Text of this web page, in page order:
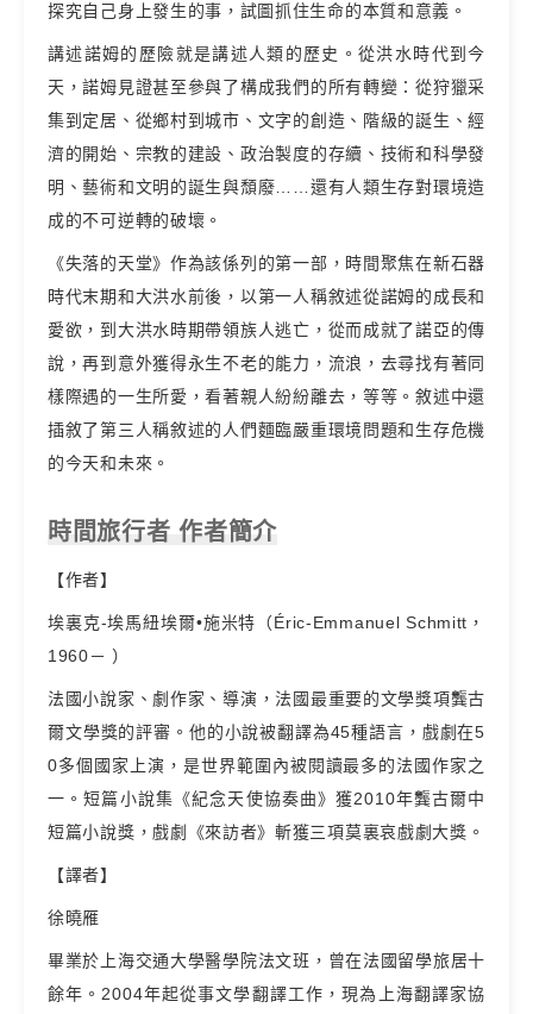
探究自己身上發生的事，試圖抓住生命的本質和意義。
講述諾姆的歷險就是講述人類的歷史。從洪水時代到今
天，諾姆見證甚至參與了構成我們的所有轉變：從狩獵采
集到定居、從鄉村到城市、文字的創造、階級的誕生、經
濟的開始、宗教的建設、政治製度的存續、技術和科學發
明、藝術和文明的誕生與頹廢……還有人類生存對環境造
成的不可逆轉的破壞。
《失落的天堂》作為該係列的第一部，時間聚焦在新石器
時代末期和大洪水前後，以第一人稱敘述從諾姆的成長和
愛欲，到大洪水時期帶領族人逃亡，從而成就了諾亞的傳
說，再到意外獲得永生不老的能力，流浪，去尋找有著同
樣際遇的一生所愛，看著親人紛紛離去，等等。敘述中還
插敘了第三人稱敘述的人們麵臨嚴重環境問題和生存危機
的今天和未來。
時間旅行者 作者簡介
【作者】
埃裏克-埃馬紐埃爾•施米特（Éric-Emmanuel Schmitt，
1960－ ）
法國小說家、劇作家、導演，法國最重要的文學獎項龔古
爾文學獎的評審。他的小說被翻譯為45種語言，戲劇在5
0多個國家上演，是世界範圍內被閱讀最多的法國作家之
一。短篇小說集《紀念天使協奏曲》獲2010年龔古爾中
短篇小說獎，戲劇《來訪者》斬獲三項莫裏哀戲劇大獎。
【譯者】
徐曉雁
畢業於上海交通大學醫學院法文班，曾在法國留學旅居十
餘年。2004年起從事文學翻譯工作，現為上海翻譯家協